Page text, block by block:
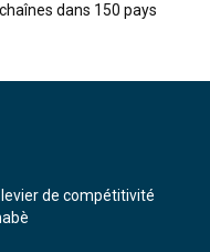
dans 150 pays
de compétitivité